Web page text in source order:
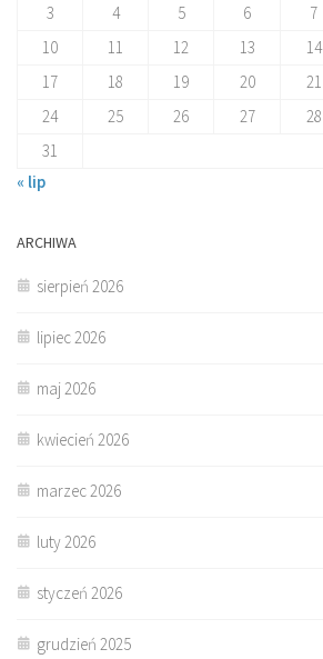
3
4 5 6 7
10
11 12 13 14
17
18 19 20 21
24
25 26 27 28
31
« lip
ARCHIWA
sierpień 2026
lipiec 2026
maj 2026
kwiecień 2026
marzec 2026
luty 2026
styczeń 2026
grudzień 2025